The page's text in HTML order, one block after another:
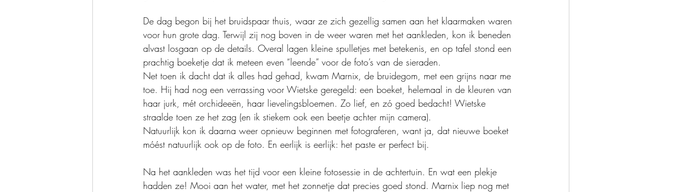
De dag begon bij het bruidspaar thuis, waar ze zich gezellig samen aan het klaarmaken waren
voor hun grote dag. Terwijl zij nog boven in de weer waren met het aankleden, kon ik beneden
alvast losgaan op de details. Overal lagen kleine spulletjes met betekenis, en op tafel stond een
prachtig boeketje dat ik meteen even “leende” voor de foto’s van de sieraden.
Net toen ik dacht dat ik alles had gehad, kwam Marnix, de bruidegom, met een grijns naar me
toe. Hij had nog een verrassing voor Wietske geregeld: een boeket, helemaal in de kleuren van
haar jurk, mét orchideeën, haar lievelingsbloemen. Zo lief, en zó goed bedacht! Wietske
straalde toen ze het zag (en ik stiekem ook een beetje achter mijn camera).
Natuurlijk kon ik daarna weer opnieuw beginnen met fotograferen, want ja, dat nieuwe boeket
móést natuurlijk ook op de foto. En eerlijk is eerlijk: het paste er perfect bij.
Na het aankleden was het tijd voor een kleine fotosessie in de achtertuin. En wat een plekje
hadden ze! Mooi aan het water, met het zonnetje dat precies goed stond. Marnix liep nog met